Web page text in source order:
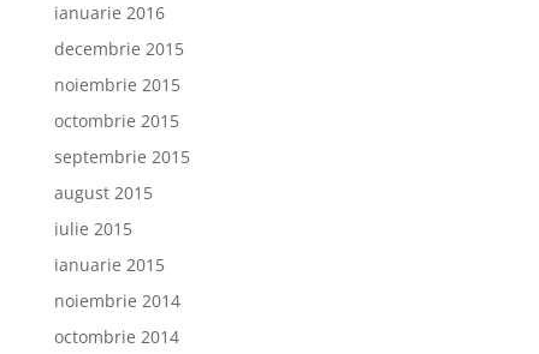
ianuarie 2016
decembrie 2015
noiembrie 2015
octombrie 2015
septembrie 2015
august 2015
iulie 2015
ianuarie 2015
noiembrie 2014
octombrie 2014